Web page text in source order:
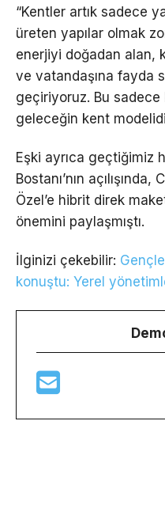
“Kentler artık sadece
üreten yapılar olmak
enerjiyi doğadan alan,
ve vatandaşına fayda
geçiriyoruz. Bu sadece
geleceğin kent
Eşki ayrıca geçtiğimiz
Bostanı’nın
Özel’e hibrit direk
önemini paylaşmıştı.
İlginizi çekebilir:
konuştu: Yerel